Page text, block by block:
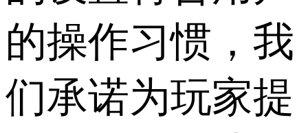
的操作习惯，我
们承诺为玩家提